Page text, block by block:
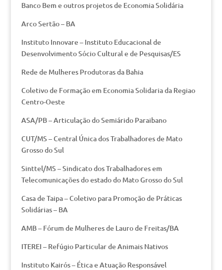
Banco Bem e outros projetos de Economia Solidária
Arco Sertão – BA
Instituto Innovare – Instituto Educacional de
Desenvolvimento Sócio Cultural e de Pesquisas/ES
Rede de Mulheres Produtoras da Bahia
Coletivo de Formação em Economia Solidaria da Regiao
Centro-Oeste
ASA/PB – Articulação do Semiárido Paraibano
CUT/MS – Central Única dos Trabalhadores de Mato
Grosso do Sul
Sinttel/MS – Sindicato dos Trabalhadores em
Telecomunicações do estado do Mato Grosso do Sul
Casa de Taipa – Coletivo para Promoção de Práticas
Solidárias – BA
AMB – Fórum de Mulheres de Lauro de Freitas/BA
ITEREI – Refúgio Particular de Animais Nativos
Instituto Kairós – Ética e Atuação Responsável